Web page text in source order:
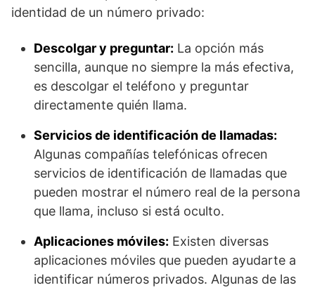
identidad de un número privado:
Descolgar y preguntar: La opción más
sencilla, aunque no siempre la más efectiva,
es descolgar el teléfono y preguntar
directamente quién llama.
Servicios de identificación de llamadas:
Algunas compañías telefónicas ofrecen
servicios de identificación de llamadas que
pueden mostrar el número real de la persona
que llama, incluso si está oculto.
Aplicaciones móviles: Existen diversas
aplicaciones móviles que pueden ayudarte a
identificar números privados. Algunas de las